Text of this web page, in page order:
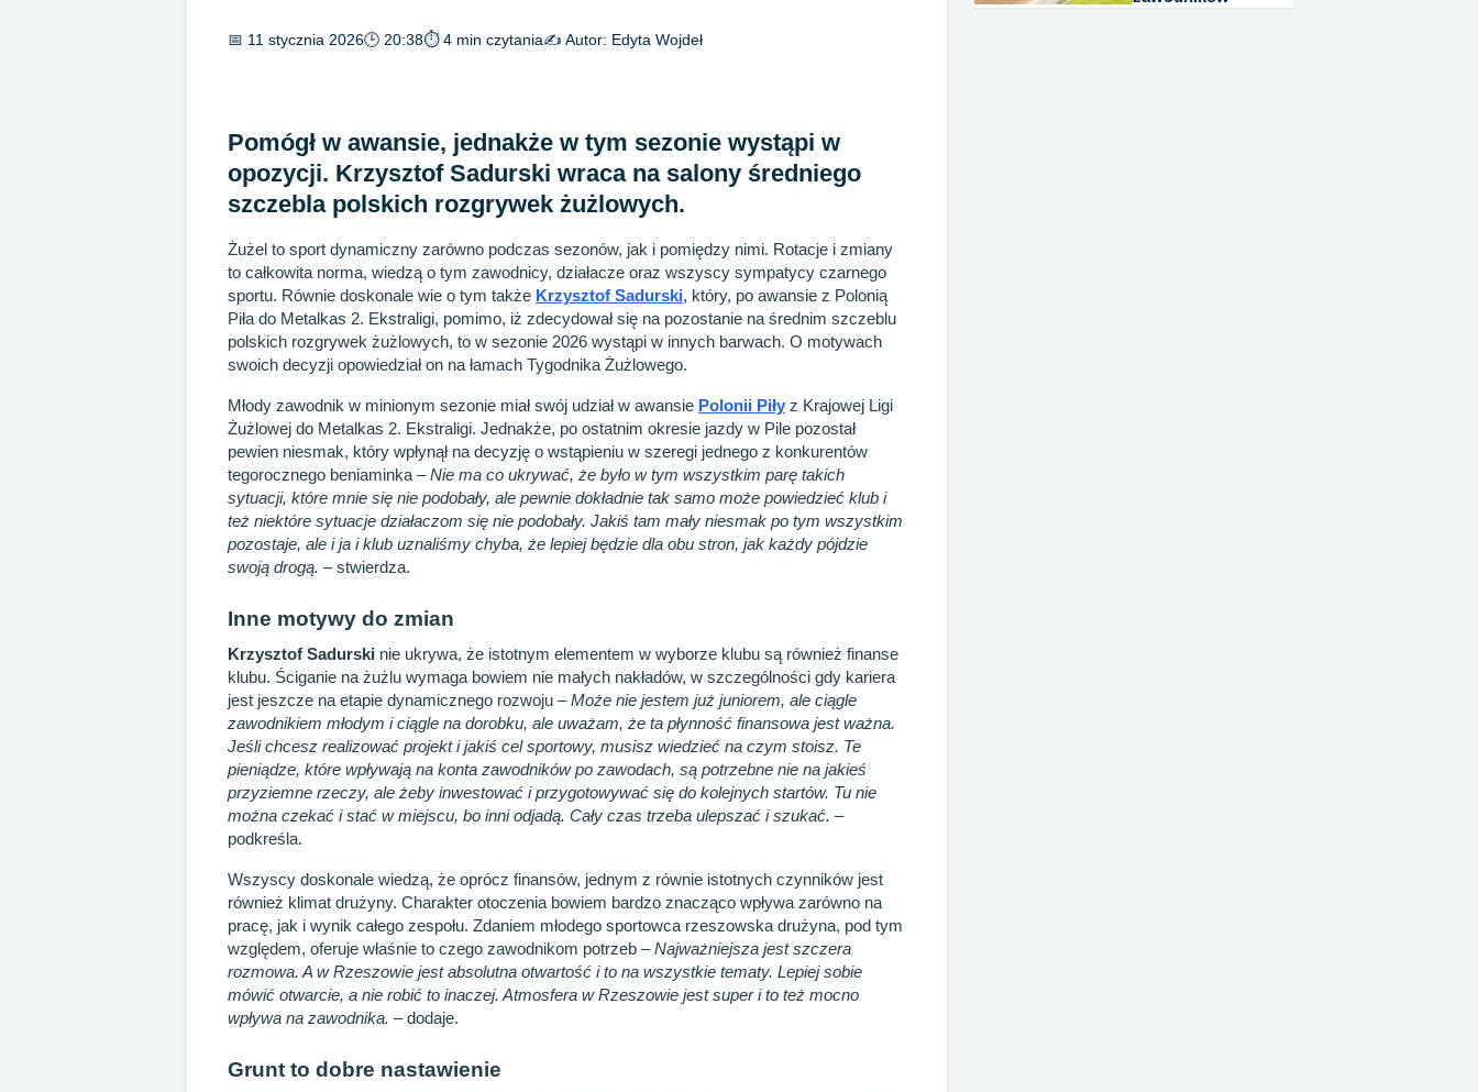
📅 11 stycznia 2026🕒 20:38⏱ 4 min czytania✍️ Autor: Edyta Wojdeł
Pomógł w awansie, jednakże w tym sezonie wystąpi w
opozycji. Krzysztof Sadurski wraca na salony średniego
szczebla polskich rozgrywek żużlowych.
Żużel to sport dynamiczny zarówno podczas sezonów, jak i pomiędzy nimi. Rotacje i zmiany
to całkowita norma, wiedzą o tym zawodnicy, działacze oraz wszyscy sympatycy czarnego
sportu. Równie doskonale wie o tym także Krzysztof Sadurski, który, po awansie z Polonią
Piła do Metalkas 2. Ekstraligi, pomimo, iż zdecydował się na pozostanie na średnim szczeblu
polskich rozgrywek żużlowych, to w sezonie 2026 wystąpi w innych barwach. O motywach
swoich decyzji opowiedział on na łamach Tygodnika Żużlowego.
Młody zawodnik w minionym sezonie miał swój udział w awansie Polonii Piły z Krajowej Ligi
Żużlowej do Metalkas 2. Ekstraligi. Jednakże, po ostatnim okresie jazdy w Pile pozostał
pewien niesmak, który wpłynął na decyzję o wstąpieniu w szeregi jednego z konkurentów
tegorocznego beniaminka –Nie ma co ukrywać, że było w tym wszystkim parę takich
sytuacji, które mnie się nie podobały, ale pewnie dokładnie tak samo może powiedzieć klub i
też niektóre sytuacje działaczom się nie podobały. Jakiś tam mały niesmak po tym wszystkim
pozostaje, ale i ja i klub uznaliśmy chyba, że lepiej będzie dla obu stron, jak każdy pójdzie
swoją drogą. – stwierdza.
Inne motywy do zmian
Krzysztof Sadurski nie ukrywa, że istotnym elementem w wyborze klubu są również finanse
klubu. Ściganie na żużlu wymaga bowiem nie małych nakładów, w szczególności gdy kariera
jest jeszcze na etapie dynamicznego rozwoju –Może nie jestem już juniorem, ale ciągle
zawodnikiem młodym i ciągle na dorobku, ale uważam, że ta płynność finansowa jest ważna.
Jeśli chcesz realizować projekt i jakiś cel sportowy, musisz wiedzieć na czym stoisz. Te
pieniądze, które wpływają na konta zawodników po zawodach, są potrzebne nie na jakieś
przyziemne rzeczy, ale żeby inwestować i przygotowywać się do kolejnych startów. Tu nie
można czekać i stać w miejscu, bo inni odjadą. Cały czas trzeba ulepszać i szukać. –
podkreśla.
Wszyscy doskonale wiedzą, że oprócz finansów, jednym z równie istotnych czynników jest
również klimat drużyny. Charakter otoczenia bowiem bardzo znacząco wpływa zarówno na
pracę, jak i wynik całego zespołu. Zdaniem młodego sportowca rzeszowska drużyna, pod tym
względem, oferuje właśnie to czego zawodnikom potrzeb –Najważniejsza jest szczera
rozmowa. A w Rzeszowie jest absolutna otwartość i to na wszystkie tematy. Lepiej sobie
mówić otwarcie, a nie robić to inaczej. Atmosfera w Rzeszowie jest super i to też mocno
wpływa na zawodnika. – dodaje.
Grunt to dobre nastawienie